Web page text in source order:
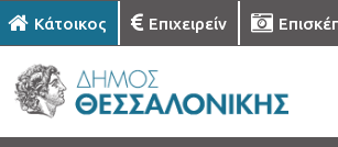
Κάτοικος Επιχειρείν